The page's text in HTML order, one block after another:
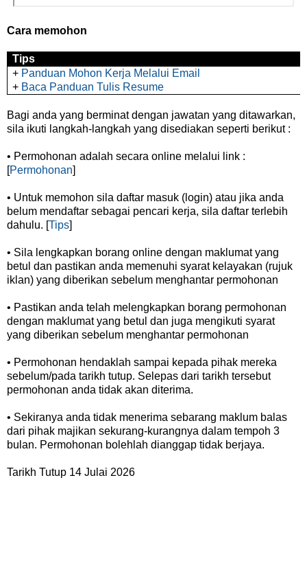
Cara memohon
Tips
+ Panduan Mohon Kerja Melalui Email
+ Baca Panduan Tulis Resume
Bagi anda yang berminat dengan jawatan yang ditawarkan,
sila ikuti langkah-langkah yang disediakan seperti berikut :
• Permohonan adalah secara online melalui link :
[Permohonan]
• Untuk memohon sila daftar masuk (login) atau jika anda
belum mendaftar sebagai pencari kerja, sila daftar terlebih
dahulu. [Tips]
• Sila lengkapkan borang online dengan maklumat yang
betul dan pastikan anda memenuhi syarat kelayakan (rujuk
iklan) yang diberikan sebelum menghantar permohonan
• Pastikan anda telah melengkapkan borang permohonan
dengan maklumat yang betul dan juga mengikuti syarat
yang diberikan sebelum menghantar permohonan
• Permohonan hendaklah sampai kepada pihak mereka
sebelum/pada tarikh tutup. Selepas dari tarikh tersebut
permohonan anda tidak akan diterima.
• Sekiranya anda tidak menerima sebarang maklum balas
dari pihak majikan sekurang-kurangnya dalam tempoh 3
bulan. Permohonan bolehlah dianggap tidak berjaya.
Tarikh Tutup 14 Julai 2026